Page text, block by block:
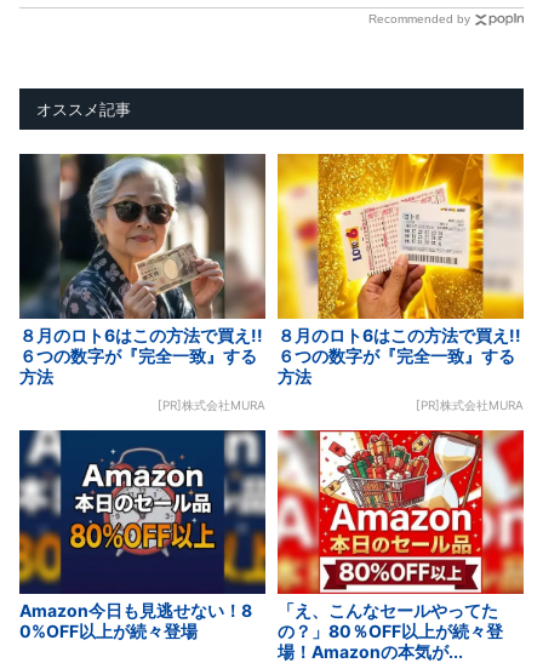
Recommended by
オススメ記事
８月のロト6はこの方法で買え!!
６つの数字が『完全一致』する
方法
[PR]株式会社MURA
８月のロト6はこの方法で買え!!
６つの数字が『完全一致』する
方法
[PR]株式会社MURA
Amazon今日も見逃せない！8
0%OFF以上が続々登場
「え、こんなセールやってた
の？」80％OFF以上が続々登
場！Amazonの本気が...